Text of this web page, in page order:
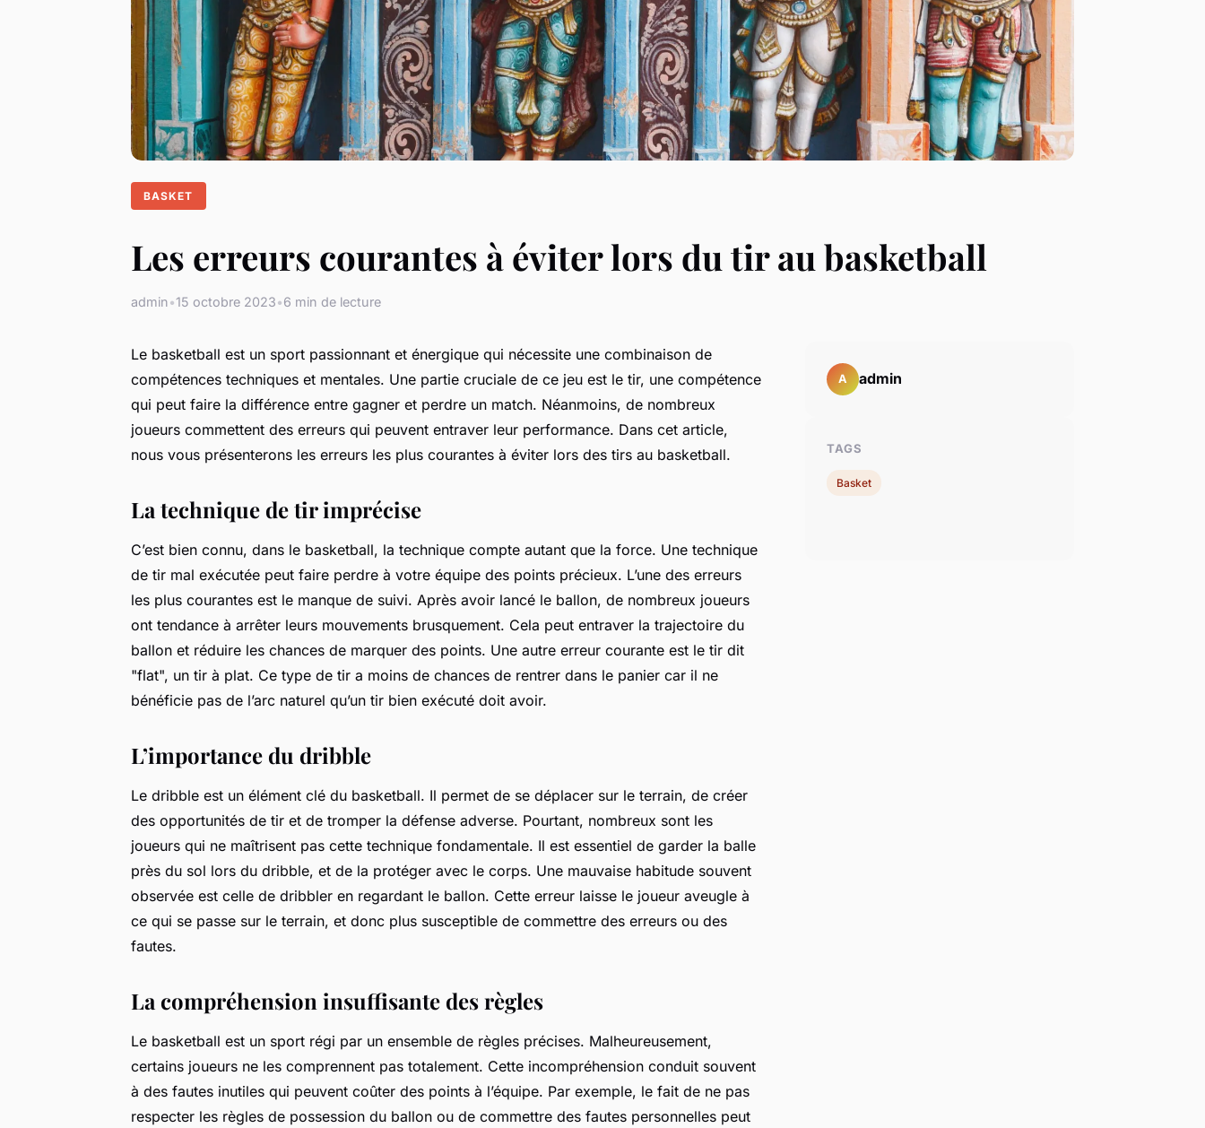
BASKET
Les erreurs courantes à éviter lors du tir au basketball
admin•15 octobre 2023•6 min de lecture
Le basketball est un sport passionnant et énergique qui nécessite une combinaison de
compétences techniques et mentales. Une partie cruciale de ce jeu est le tir, une compétence
qui peut faire la différence entre gagner et perdre un match. Néanmoins, de nombreux
joueurs commettent des erreurs qui peuvent entraver leur performance. Dans cet article,
nous vous présenterons les erreurs les plus courantes à éviter lors des tirs au basketball.
La technique de tir imprécise
C’est bien connu, dans le basketball, la technique compte autant que la force. Une technique
de tir mal exécutée peut faire perdre à votre équipe des points précieux. L’une des erreurs
les plus courantes est le manque de suivi. Après avoir lancé le ballon, de nombreux joueurs
ont tendance à arrêter leurs mouvements brusquement. Cela peut entraver la trajectoire du
ballon et réduire les chances de marquer des points. Une autre erreur courante est le tir dit
"flat", un tir à plat. Ce type de tir a moins de chances de rentrer dans le panier car il ne
bénéficie pas de l’arc naturel qu’un tir bien exécuté doit avoir.
L’importance du dribble
Le dribble est un élément clé du basketball. Il permet de se déplacer sur le terrain, de créer
des opportunités de tir et de tromper la défense adverse. Pourtant, nombreux sont les
joueurs qui ne maîtrisent pas cette technique fondamentale. Il est essentiel de garder la balle
près du sol lors du dribble, et de la protéger avec le corps. Une mauvaise habitude souvent
observée est celle de dribbler en regardant le ballon. Cette erreur laisse le joueur aveugle à
ce qui se passe sur le terrain, et donc plus susceptible de commettre des erreurs ou des
fautes.
La compréhension insuffisante des règles
Le basketball est un sport régi par un ensemble de règles précises. Malheureusement,
certains joueurs ne les comprennent pas totalement. Cette incompréhension conduit souvent
à des fautes inutiles qui peuvent coûter des points à l’équipe. Par exemple, le fait de ne pas
respecter les règles de possession du ballon ou de commettre des fautes personnelles peut
A admin
TAGS
Basket